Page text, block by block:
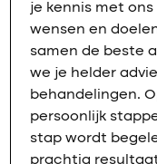
je kennis met
wensen en
samen de beste
we je helder
behandelingen.
persoonlijk
stap wordt
prachtig